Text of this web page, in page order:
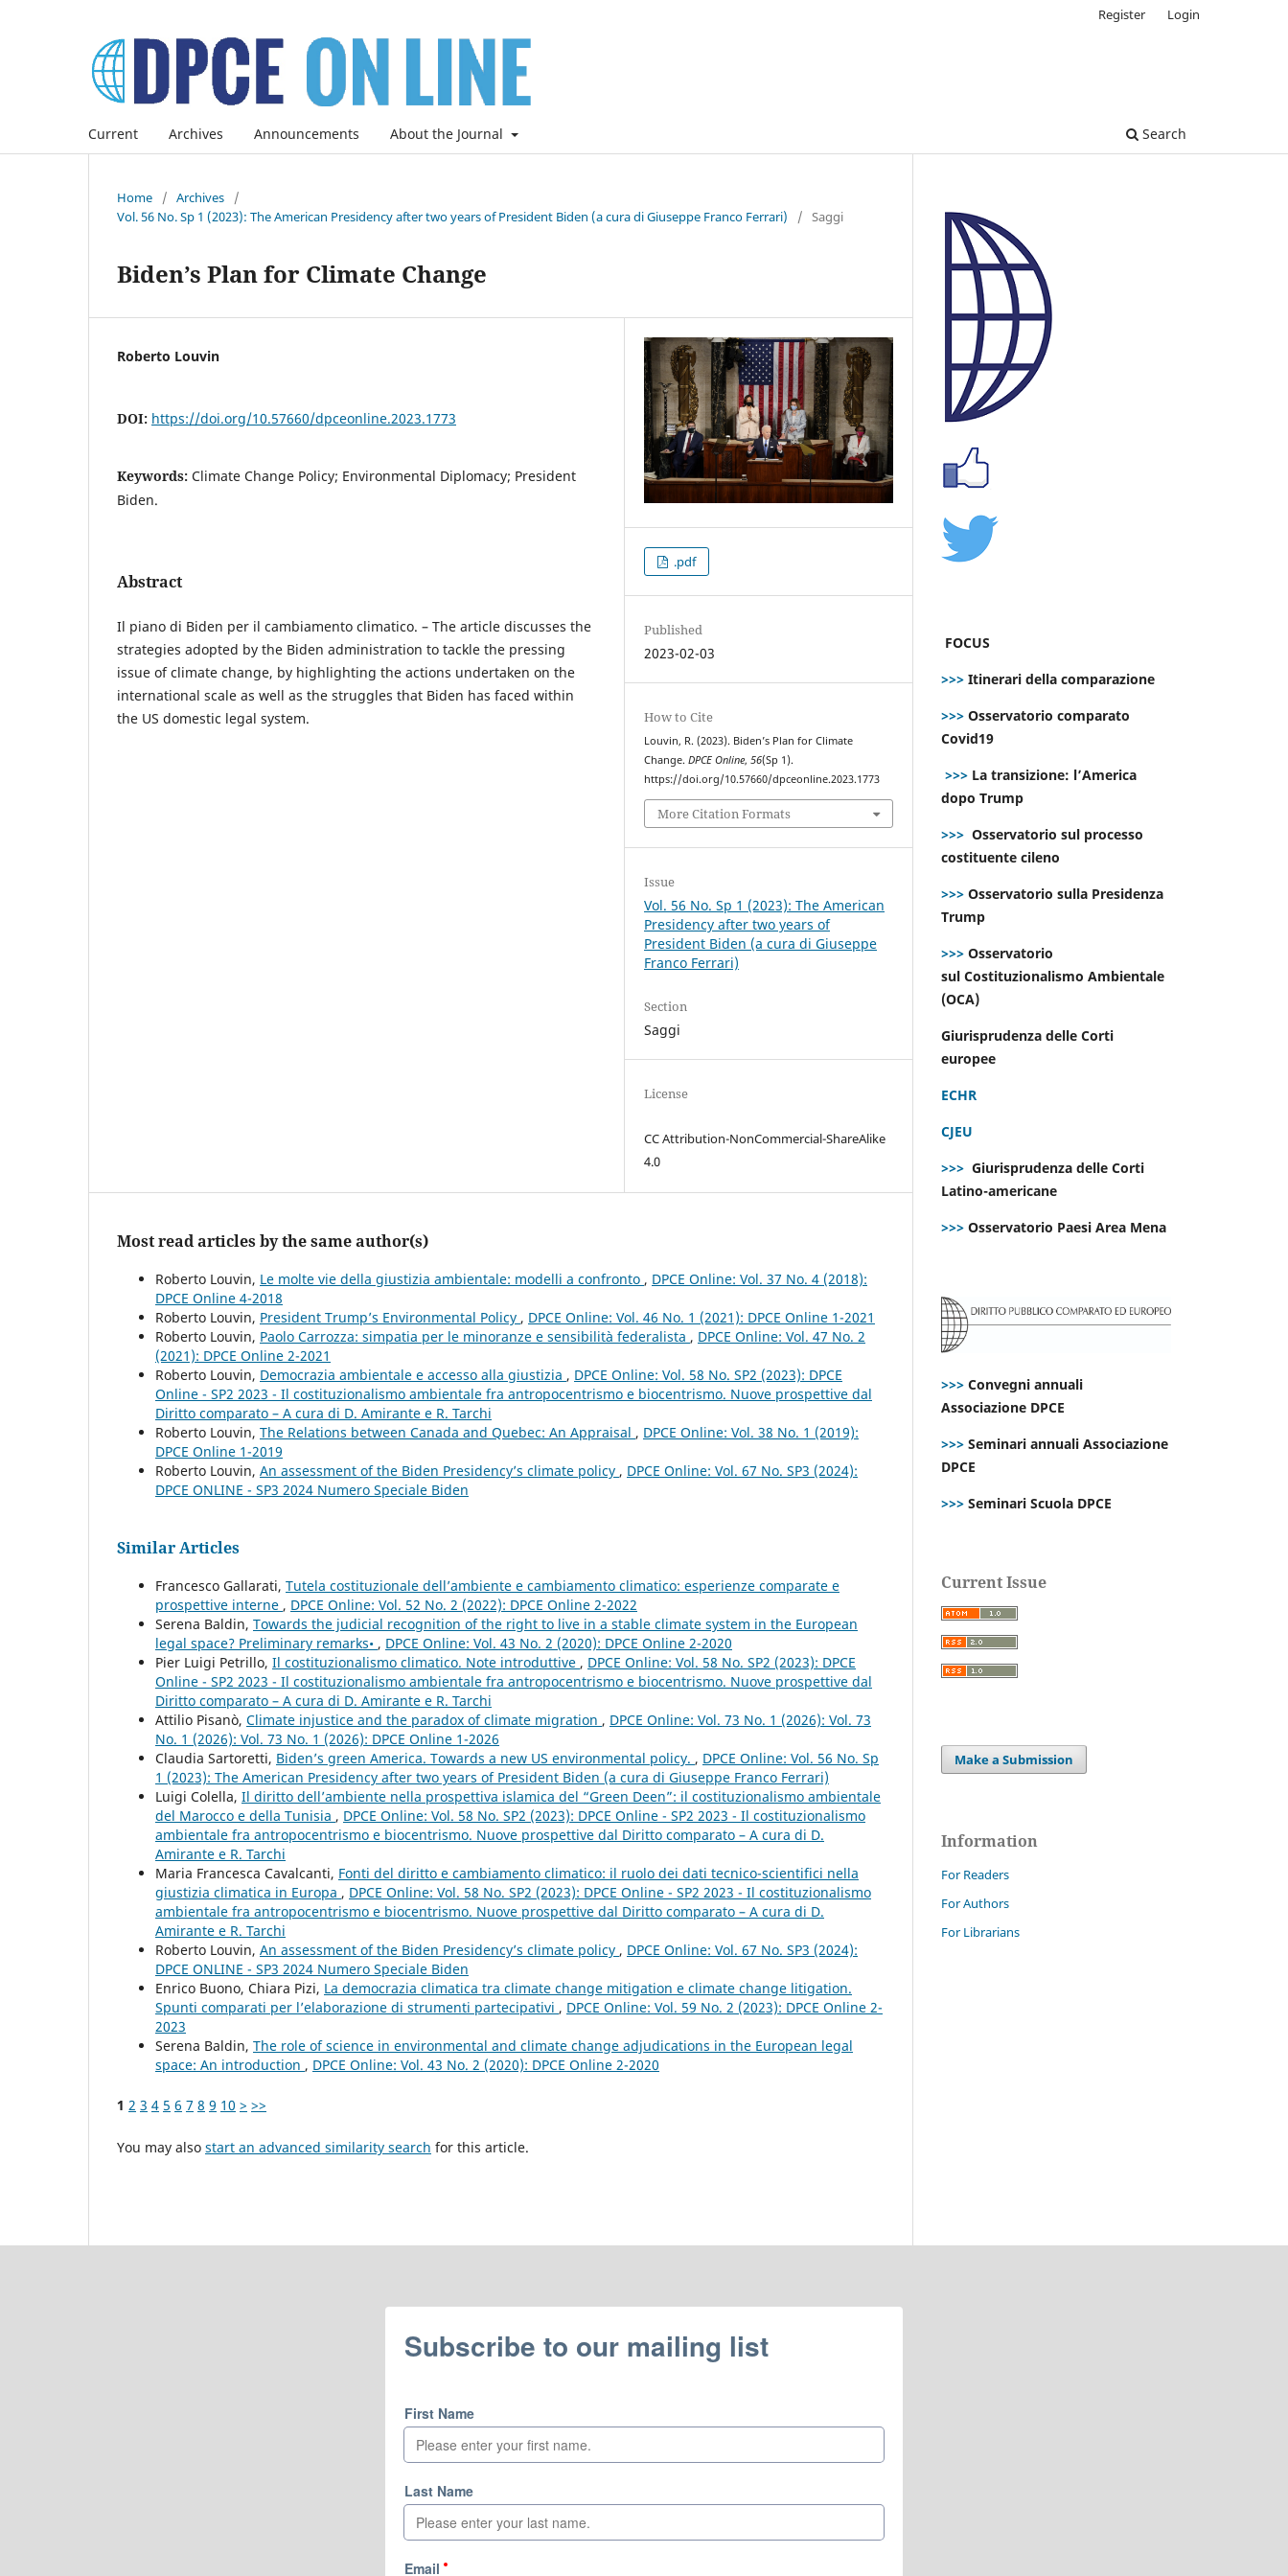
Current Archives Announcements About the Journal Search
Register Login
Home / Archives
/
Vol. 56 No. Sp 1 (2023): The American Presidency after two years of President Biden (a cura di Giuseppe Franco Ferrari)
/ Saggi
Biden’s Plan for Climate Change
Roberto Louvin
DOI: https://doi.org/10.57660/dpceonline.2023.1773
Keywords: Climate Change Policy; Environmental Diplomacy; President
Biden.
Abstract
Il piano di Biden per il cambiamento climatico. – The article discusses the
strategies adopted by the Biden administration to tackle the pressing
issue of climate change, by highlighting the actions undertaken on the
international scale as well as the struggles that Biden has faced within
the US domestic legal system.
.pdf
Published
2023-02-03
How to Cite
Louvin, R. (2023). Biden’s Plan for Climate
Change.DPCE Online,56(Sp 1).
https://doi.org/10.57660/dpceonline.2023.1773
More Citation Formats
Issue
Vol. 56 No. Sp 1 (2023): The American
Presidency after two years of
President Biden (a cura di Giuseppe
Franco Ferrari)
Section
Saggi
License
CC Attribution-NonCommercial-ShareAlike
4.0
Most read articles by the same author(s)
Roberto Louvin, Le molte vie della giustizia ambientale: modelli a confronto , DPCE Online: Vol. 37 No. 4 (2018):
DPCE Online 4-2018
Roberto Louvin, President Trump’s Environmental Policy , DPCE Online: Vol. 46 No. 1 (2021): DPCE Online 1-2021
Roberto Louvin, Paolo Carrozza: simpatia per le minoranze e sensibilità federalista , DPCE Online: Vol. 47 No. 2
(2021): DPCE Online 2-2021
Roberto Louvin, Democrazia ambientale e accesso alla giustizia , DPCE Online: Vol. 58 No. SP2 (2023): DPCE
Online - SP2 2023 - Il costituzionalismo ambientale fra antropocentrismo e biocentrismo. Nuove prospettive dal
Diritto comparato – A cura di D. Amirante e R. Tarchi
Roberto Louvin, The Relations between Canada and Quebec: An Appraisal , DPCE Online: Vol. 38 No. 1 (2019):
DPCE Online 1-2019
Roberto Louvin, An assessment of the Biden Presidency’s climate policy , DPCE Online: Vol. 67 No. SP3 (2024):
DPCE ONLINE - SP3 2024 Numero Speciale Biden
Similar Articles
Francesco Gallarati, Tutela costituzionale dell’ambiente e cambiamento climatico: esperienze comparate e
prospettive interne , DPCE Online: Vol. 52 No. 2 (2022): DPCE Online 2-2022
Serena Baldin, Towards the judicial recognition of the right to live in a stable climate system in the European
legal space? Preliminary remarks• , DPCE Online: Vol. 43 No. 2 (2020): DPCE Online 2-2020
Pier Luigi Petrillo, Il costituzionalismo climatico. Note introduttive , DPCE Online: Vol. 58 No. SP2 (2023): DPCE
Online - SP2 2023 - Il costituzionalismo ambientale fra antropocentrismo e biocentrismo. Nuove prospettive dal
Diritto comparato – A cura di D. Amirante e R. Tarchi
Attilio Pisanò, Climate injustice and the paradox of climate migration , DPCE Online: Vol. 73 No. 1 (2026): Vol. 73
No. 1 (2026): Vol. 73 No. 1 (2026): DPCE Online 1-2026
Claudia Sartoretti, Biden’s green America. Towards a new US environmental policy. , DPCE Online: Vol. 56 No. Sp
1 (2023): The American Presidency after two years of President Biden (a cura di Giuseppe Franco Ferrari)
Luigi Colella, Il diritto dell’ambiente nella prospettiva islamica del “Green Deen”: il costituzionalismo ambientale
del Marocco e della Tunisia , DPCE Online: Vol. 58 No. SP2 (2023): DPCE Online - SP2 2023 - Il costituzionalismo
ambientale fra antropocentrismo e biocentrismo. Nuove prospettive dal Diritto comparato – A cura di D.
Amirante e R. Tarchi
Maria Francesca Cavalcanti, Fonti del diritto e cambiamento climatico: il ruolo dei dati tecnico-scientifici nella
giustizia climatica in Europa , DPCE Online: Vol. 58 No. SP2 (2023): DPCE Online - SP2 2023 - Il costituzionalismo
ambientale fra antropocentrismo e biocentrismo. Nuove prospettive dal Diritto comparato – A cura di D.
Amirante e R. Tarchi
Roberto Louvin, An assessment of the Biden Presidency’s climate policy , DPCE Online: Vol. 67 No. SP3 (2024):
DPCE ONLINE - SP3 2024 Numero Speciale Biden
Enrico Buono, Chiara Pizi, La democrazia climatica tra climate change mitigation e climate change litigation.
Spunti comparati per l’elaborazione di strumenti partecipativi , DPCE Online: Vol. 59 No. 2 (2023): DPCE Online 2-
2023
Serena Baldin, The role of science in environmental and climate change adjudications in the European legal
space: An introduction , DPCE Online: Vol. 43 No. 2 (2020): DPCE Online 2-2020
1 2 3 4 5 6 7 8 9 10 > >>
You may also start an advanced similarity search for this article.
FOCUS
>>> Itinerari della comparazione
>>> Osservatorio comparato
Covid19
>>> La transizione: l’America
dopo Trump
>>> Osservatorio sul processo
costituente cileno
>>> Osservatorio sulla Presidenza
Trump
>>> Osservatorio
sul Costituzionalismo Ambientale
(OCA)
Giurisprudenza delle Corti
europee
ECHR
CJEU
>>> Giurisprudenza delle Corti
Latino-americane
>>> Osservatorio Paesi Area Mena
>>> Convegni annuali
Associazione DPCE
>>> Seminari annuali Associazione
DPCE
>>> Seminari Scuola DPCE
Current Issue
Make a Submission
Information
For Readers
For Authors
For Librarians